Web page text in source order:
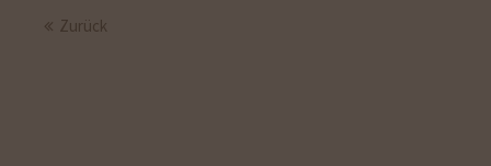
Zurück